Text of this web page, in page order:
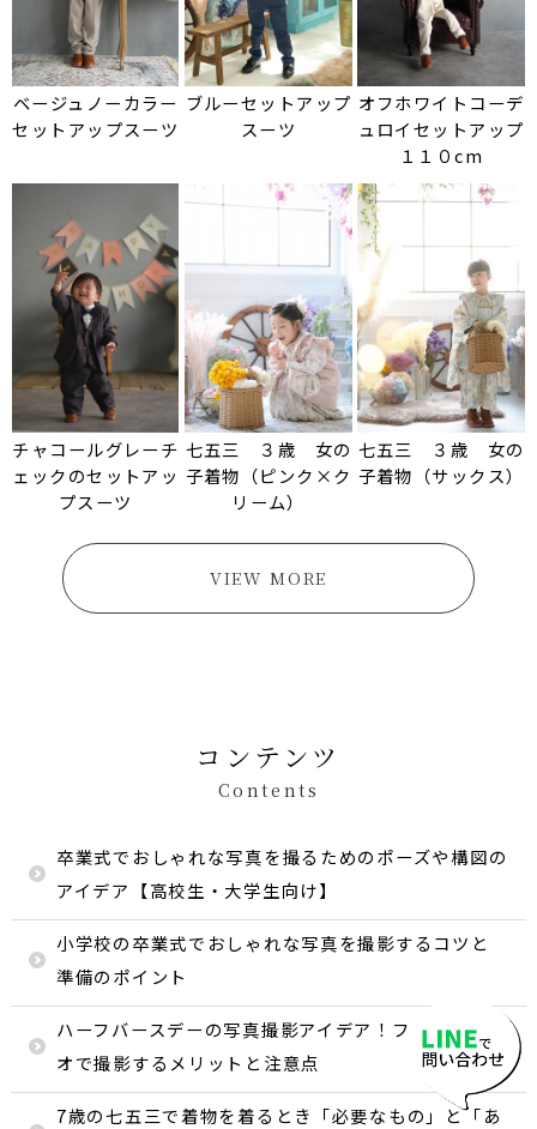
ベージュノーカラー
セットアップスーツ
ブルーセットアップ
スーツ
オフホワイトコーデ
ュロイセットアップ
１１０cm
チャコールグレーチ
ェックのセットアッ
プスーツ
七五三 ３歳 女の
子着物（ピンク×ク
リーム）
七五三 ３歳 女の
子着物（サックス）
VIEW MORE
コンテンツ
Contents
卒業式でおしゃれな写真を撮るためのポーズや構図の
アイデア【高校生・大学生向け】
小学校の卒業式でおしゃれな写真を撮影するコツと
準備のポイント
ハーフバースデーの写真撮影アイデア！フォトスタジ
オで撮影するメリットと注意点
7歳の七五三で着物を着るとき「必要なもの」と「あ